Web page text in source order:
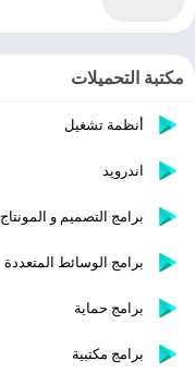
مكتبة التحميلات
أنظمة تشغيل
اندرويد
برامج التصميم و المونتاج
برامج الوسائط المتعددة
برامج حماية
برامج مكتبية